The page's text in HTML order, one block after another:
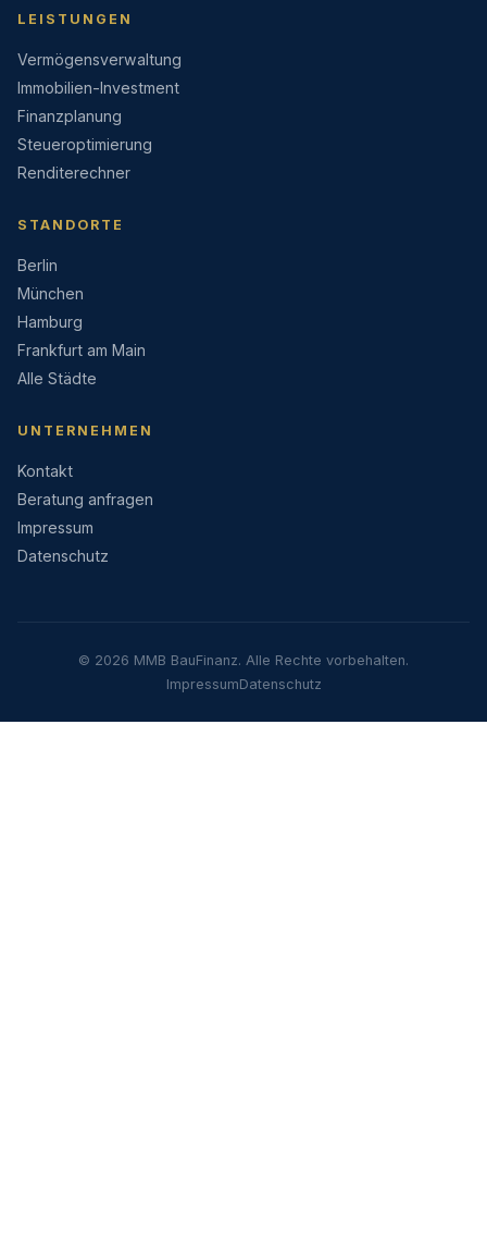
LEISTUNGEN
Vermögensverwaltung
Immobilien-Investment
Finanzplanung
Steueroptimierung
Renditerechner
STANDORTE
Berlin
München
Hamburg
Frankfurt am Main
Alle Städte
UNTERNEHMEN
Kontakt
Beratung anfragen
Impressum
Datenschutz
© 2026 MMB BauFinanz. Alle Rechte vorbehalten.
ImpressumDatenschutz